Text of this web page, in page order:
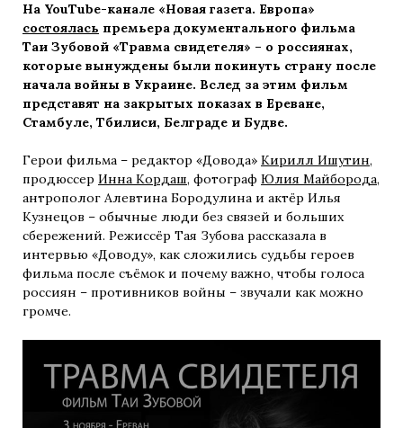
На YouTube-канале «Новая газета. Европа»
состоялась премьера документального фильма
Таи Зубовой «Травма свидетеля» – о россиянах,
которые вынуждены были покинуть страну после
начала войны в Украине. Вслед за этим фильм
представят на закрытых показах в Ереване,
Стамбуле, Тбилиси, Белграде и Будве.
Герои фильма – редактор «Довода» Кирилл Ишутин,
продюссер Инна Кордаш, фотограф Юлия Майборода,
антрополог Алевтина Бородулина и актёр Илья
Кузнецов – обычные люди без связей и больших
сбережений. Режиссёр Тая Зубова рассказала в
интервью «Доводу», как сложились судьбы героев
фильма после съёмок и почему важно, чтобы голоса
россиян – противников войны – звучали как можно
громче.